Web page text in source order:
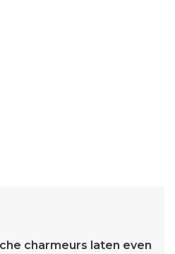
charmeurs laten even